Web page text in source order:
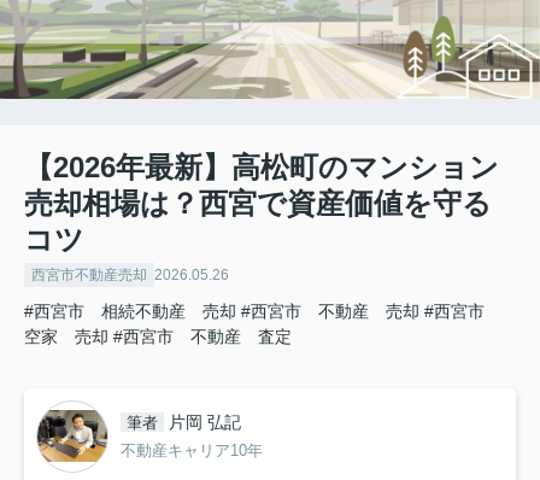
【2026年最新】高松町のマンション
売却相場は？西宮で資産価値を守る
コツ
西宮市不動産売却 2026.05.26
#西宮市 相続不動産 売却 #西宮市 不動産 売却 #西宮市
空家 売却 #西宮市 不動産 査定
筆者 片岡 弘記
不動産キャリア10年